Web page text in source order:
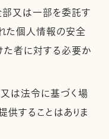
又は一部を委託す
た個人情報の安全
た者に対する必要か
は法令に基づく場
供することはありま